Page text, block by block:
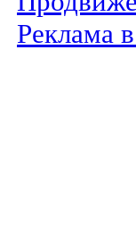
Реклама